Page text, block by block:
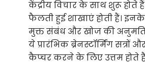
केंद्रीय विचार के साथ शुरू होते
फैलती हुई शाखाएं होती हैं। इनके
मुक्त संबंध और खोज की
ये प्रारंभिक ब्रेनस्टॉर्मिंग सत्रों
कैप्चर करने के लिए उत्तम होते